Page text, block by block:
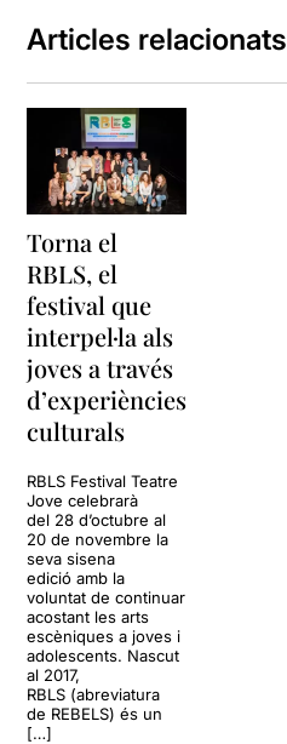
Articles relacionats
Torna el
RBLS, el
festival que
interpel·la als
joves a través
d’experiències
culturals
RBLS Festival Teatre
Jove celebrarà
del 28 d’octubre al
20 de novembre la
seva sisena
edició amb la
voluntat de continuar
acostant les arts
escèniques a joves i
adolescents. Nascut
al 2017,
RBLS (abreviatura
de REBELS) és un
[…]